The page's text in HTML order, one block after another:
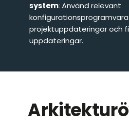
system: Använd relevant
projektuppdateringar och
uppdateringar.